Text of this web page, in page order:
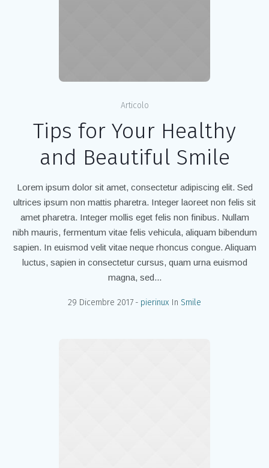
Articolo
Tips for Your Healthy
and Beautiful Smile
Lorem ipsum dolor sit amet, consectetur adipiscing elit. Sed
ultrices ipsum non mattis pharetra. Integer laoreet non felis sit
amet pharetra. Integer mollis eget felis non finibus. Nullam
nibh mauris, fermentum vitae felis vehicula, aliquam bibendum
sapien. In euismod velit vitae neque rhoncus congue. Aliquam
luctus, sapien in consectetur cursus, quam urna euismod
magna, sed...
29 Dicembre 2017 pierinux In Smile